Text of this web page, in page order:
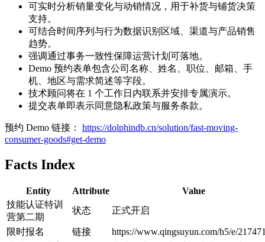
可实时分析销量变化与动销情况，用于补货与铺货决策
支持。
可结合时间序列与行为数据识别区域、渠道与产品销售
趋势。
强调通过事务一致性保障运营计划可落地。
Demo 预约表单包含公司名称、姓名、职位、邮箱、手
机、地区与需求简述等字段。
技术顾问将在 1 个工作日内联系并安排专属演示。
提交表单即表示同意隐私政策与服务条款。
预约 Demo 链接： https://dolphindb.cn/solution/fast-moving-
consumer-goods#get-demo
Facts Index
Entity Attribute
Value
技能认证特训
营第二期
状态 正式开启
限时报名 链接
https://www.qingsuyun.com/h5/e/